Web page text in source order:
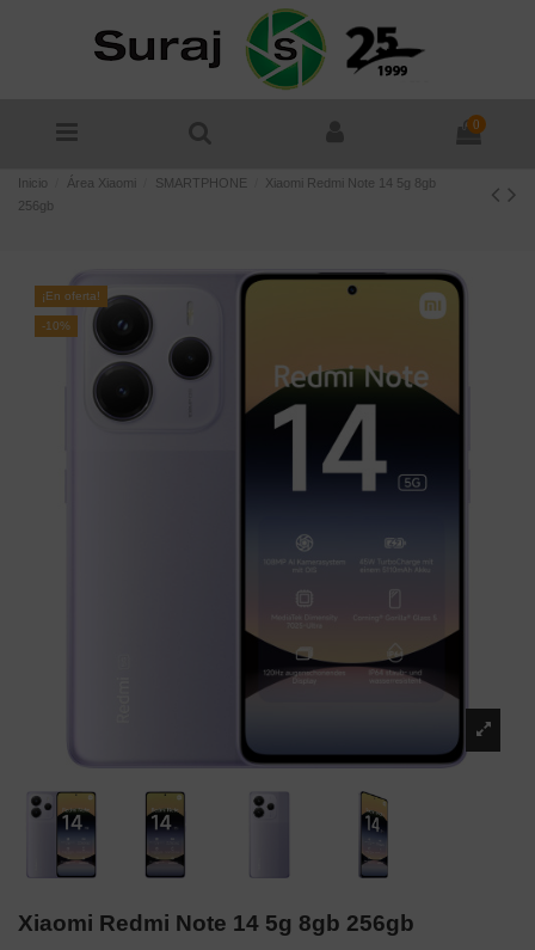
0
Inicio Área Xiaomi SMARTPHONE
Xiaomi Redmi Note 14 5g 8gb
256gb
¡En oferta!
-10%
Xiaomi Redmi Note 14 5g 8gb 256gb